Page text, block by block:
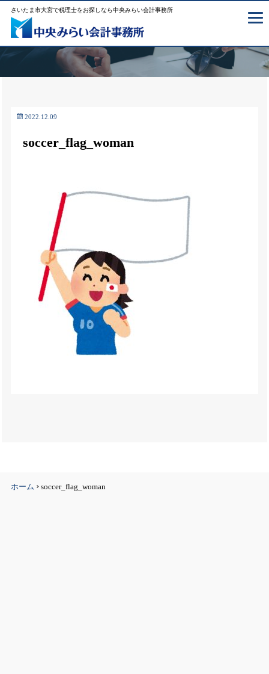
さいたま市大宮で税理士をお探しなら中央みらい会計事務所
2022.12.09
soccer_flag_woman
ホーム ›soccer_flag_woman